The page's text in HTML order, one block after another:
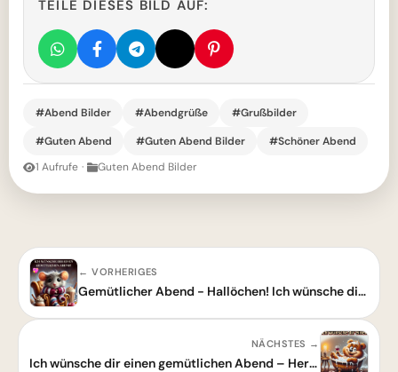
TEILE DIESES BILD AUF:
#Abend Bilder #Abendgrüße
#Grußbilder
#Guten Abend
#Guten Abend Bilder
#Schöner Abend
1 Aufrufe · Guten Abend Bilder
← VORHERIGES
Gemütlicher Abend - Hallöchen! Ich wünsche dir einen schönen Abend
NÄCHSTES →
Ich wünsche dir einen gemütlichen Abend – Herzliche Guten-Abend-Grußbilder zum Teilen